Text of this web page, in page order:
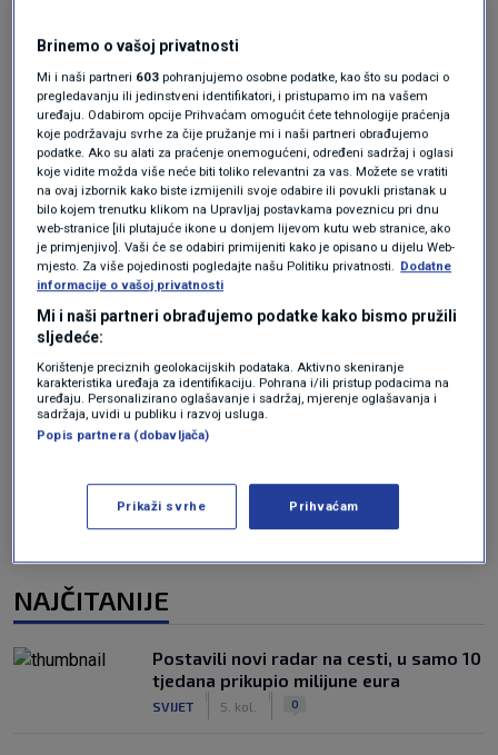
Oglas
Oglas
NAJČITANIJE
Postavili novi radar na cesti, u samo 10
tjedana prikupio milijune eura
SVIJET 5. kol. 0
Brinemo o vašoj privatnosti
Mi i naši partneri 603 pohranjujemo osobne podatke, kao što su podaci o
pregledavanju ili jedinstveni identifikatori, i pristupamo im na vašem
uređaju. Odabirom opcije Prihvaćam omogućit ćete tehnologije praćenja
koje podržavaju svrhe za čije pružanje mi i naši partneri obrađujemo
podatke. Ako su alati za praćenje onemogućeni, određeni sadržaj i oglasi
koje vidite možda više neće biti toliko relevantni za vas. Možete se vratiti
na ovaj izbornik kako biste izmijenili svoje odabire ili povukli pristanak u
bilo kojem trenutku klikom na Upravljaj postavkama poveznicu pri dnu
web-stranice [ili plutajuće ikone u donjem lijevom kutu web stranice, ako
je primjenjivo]. Vaši će se odabiri primijeniti kako je opisano u dijelu Web-
mjesto. Za više pojedinosti pogledajte našu Politiku privatnosti. Dodatne
informacije o vašoj privatnosti
Mi i naši partneri obrađujemo podatke kako bismo pružili
sljedeće:
Korištenje preciznih geolokacijskih podataka. Aktivno skeniranje
karakteristika uređaja za identifikaciju. Pohrana i/ili pristup podacima na
uređaju. Personalizirano oglašavanje i sadržaj, mjerenje oglašavanja i
sadržaja, uvidi u publiku i razvoj usluga.
Popis partnera (dobavljača)
Prikaži svrhe Prihvaćam